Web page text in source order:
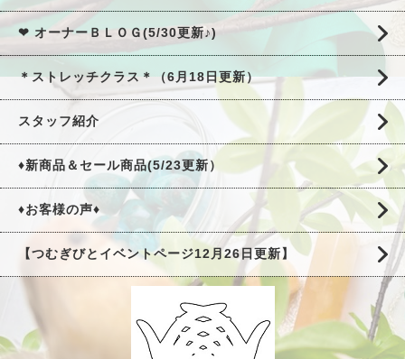
❤ オーナーＢＬＯＧ(5/30更新♪)
＊ストレッチクラス＊（6月18日更新）
スタッフ紹介
♦新商品＆セール商品(5/23更新）
♦お客様の声♦
【つむぎびとイベントページ12月26日更新】